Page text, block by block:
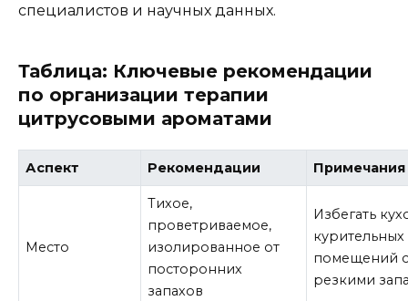
специалистов и научных данных.
Таблица: Ключевые рекомендации
по организации терапии
цитрусовыми ароматами
Аспект Рекомендации Примечания
Место
Тихое,
проветриваемое,
изолированное от
посторонних
запахов
Избегать
помещений
резкими